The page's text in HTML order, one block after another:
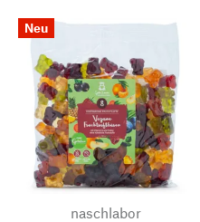
Neu
naschlabor